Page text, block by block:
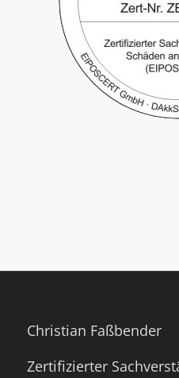
Christian Faßbender
Zertifizierter